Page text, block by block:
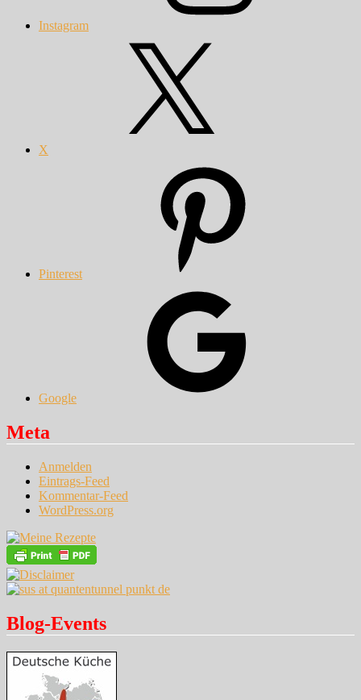
Instagram
X
Pinterest
Google
Meta
Anmelden
Eintrags-Feed
Kommentar-Feed
WordPress.org
Blog-Events